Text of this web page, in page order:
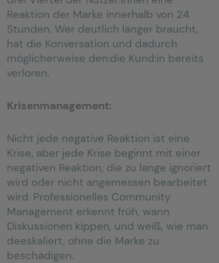
Reaktion der Marke innerhalb von 24
Stunden. Wer deutlich länger braucht,
hat die Konversation und dadurch
möglicherweise den:die Kund:in bereits
verloren.
Krisenmanagement:
Nicht jede negative Reaktion ist eine
Krise, aber jede Krise beginnt mit einer
negativen Reaktion, die zu lange ignoriert
wird oder nicht angemessen bearbeitet
wird. Professionelles Community
Management erkennt früh, wann
Diskussionen kippen, und weiß, wie man
deeskaliert, ohne die Marke zu
beschädigen.